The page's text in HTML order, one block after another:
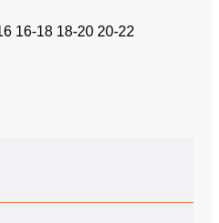
16-18 18-20 20-22